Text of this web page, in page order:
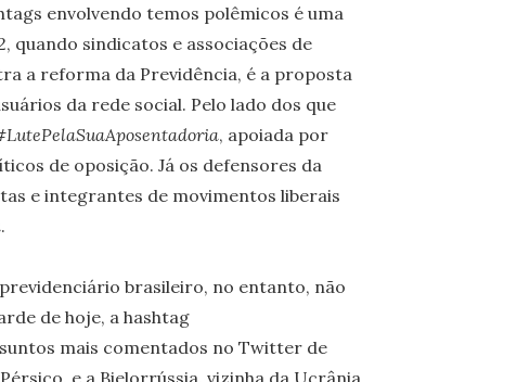
envolvendo temos polêmicos é uma
sindicatos e associações de
a reforma da Previdência, é a proposta
da rede social. Pelo lado dos que
, apoiada por
de oposição. Já os defensores da
e integrantes de movimentos liberais
.
brasileiro, no entanto, não
de hoje, a hashtag
mais comentados no Twitter de
e a Bielorrússia, vizinha da Ucrânia